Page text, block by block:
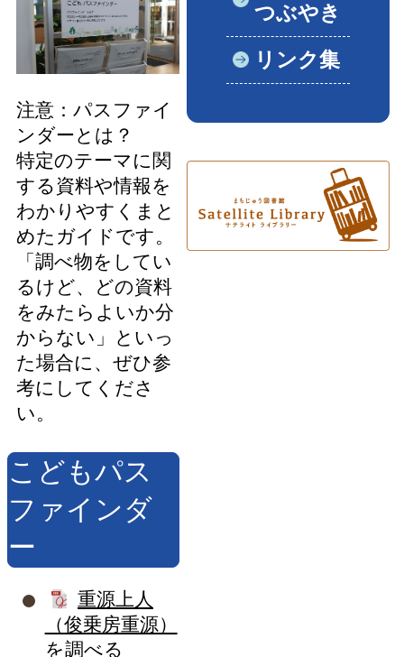
注意：パスファイ
ンダーとは？
特定のテーマに関
する資料や情報を
わかりやすくまと
めたガイドです。
「調べ物をしてい
るけど、どの資料
をみたらよいか分
からない」といっ
た場合に、ぜひ参
考にしてくださ
い。
こどもパス
ファインダ
ー
重源上人
（俊乗房重源）
を調べる
つぶやき
リンク集